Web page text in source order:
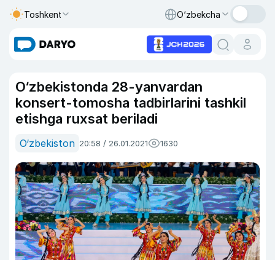
Toshkent O‘zbekcha
O‘zbekistonda 28-yanvardan
konsert-tomosha tadbirlarini tashkil
etishga ruxsat beriladi
O‘zbekiston 20:58 / 26.01.2021 1630